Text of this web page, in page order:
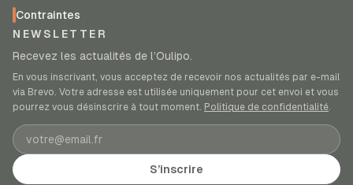
Contraintes
NEWSLETTER
Recevez les actualités de l’Oulipo.
En vous inscrivant, vous acceptez de recevoir nos actualités par e-mail
via Brevo. Votre adresse est utilisée uniquement pour cet envoi et vous
pourrez vous désinscrire à tout moment. Politique de confidentialité.
Adresse e-mail
S’inscrire